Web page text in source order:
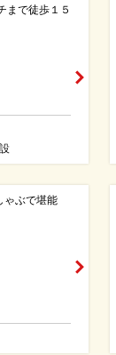
まで徒歩１５
ゃぶで堪能